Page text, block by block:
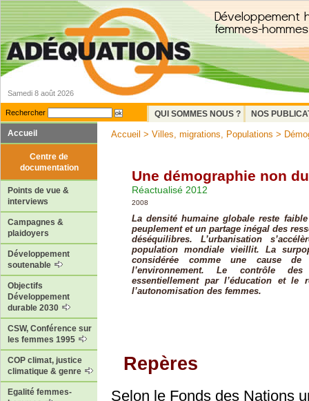
Samedi 8 août 2026
Rechercher QUI SOMMES NOUS ?
NOS
Accueil
Centre de
documentation
Points de vue &
interviews
Campagnes &
plaidoyers
Développement
soutenable
Objectifs
Développement
durable 2030
CSW, Conférence sur
les femmes 1995
COP climat, justice
climatique & genre
Egalité femmes-
Accueil > Villes, migrations, Populations >
Une démographie non
Réactualisé 2012
2008
La densité humaine globale reste
peuplement et un partage inégal des
déséquilibres. L’urbanisation
population mondiale vieillit. La
considérée comme une cause
l’environnement. Le contrôle des
essentiellement par l’éducation et le
l’autonomisation des femmes.
Repères
Selon le Fonds des Nations